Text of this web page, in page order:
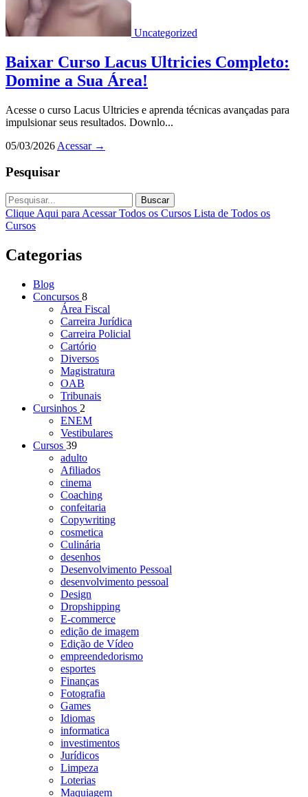
Uncategorized
Baixar Curso Lacus Ultricies Completo:
Domine a Sua Área!
Acesse o curso Lacus Ultricies e aprenda técnicas avançadas para
impulsionar seus resultados. Downlo...
05/03/2026 Acessar →
Pesquisar
Buscar
Clique Aqui para Acessar Todos os Cursos Lista de Todos os
Cursos
Categorias
Blog
Concursos 8
Área Fiscal
Carreira Jurídica
Carreira Policial
Cartório
Diversos
Magistratura
OAB
Tribunais
Cursinhos 2
ENEM
Vestibulares
Cursos 39
adulto
Afiliados
cinema
Coaching
confeitaria
Copywriting
cosmetica
Culinária
desenhos
Desenvolvimento Pessoal
desenvolvimento pessoal
Design
Dropshipping
E-commerce
edição de imagem
Edição de Vídeo
empreendedorismo
esportes
Finanças
Fotografia
Games
Idiomas
informatica
investimentos
Jurídicos
Limpeza
Loterias
Maquiagem